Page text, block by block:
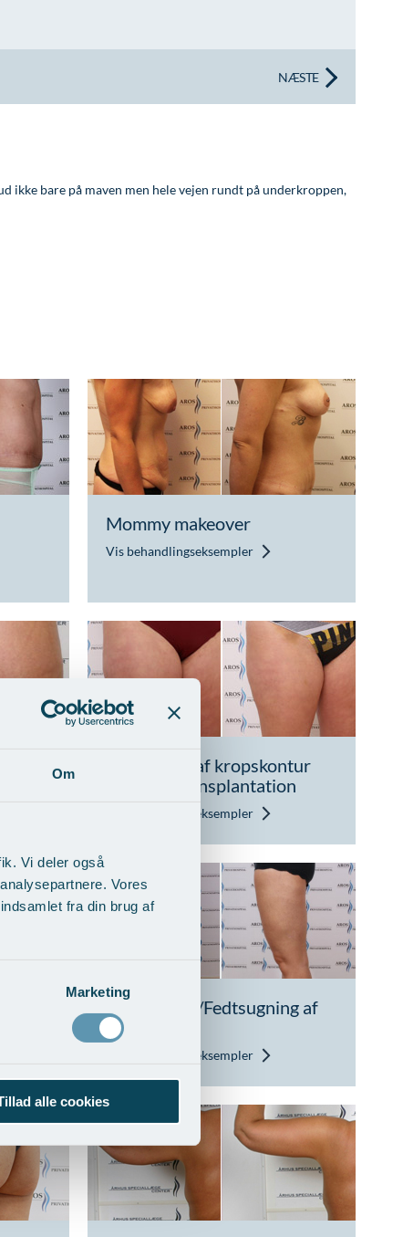
Om
Vi deler også
Vores
fra din brug af
Marketing
alle cookies
NÆSTE
ikke bare på maven men hele vejen rundt på underkroppen,
Mommy makeover
Vis behandlingseksempler
Udjævning af kropskontur
med fedttransplantation
Vis behandlingseksempler
Liposuction/Fedtsugning af
ben
Vis behandlingseksempler